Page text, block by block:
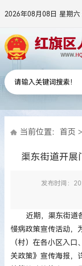
2026年08月08日 星期六
当前位置： 首页 >
渠东街道开展
发布时间：
近期，渠东街道
慢病政策宣传活动，
（村）在各小区入
关政策》宣传海报，